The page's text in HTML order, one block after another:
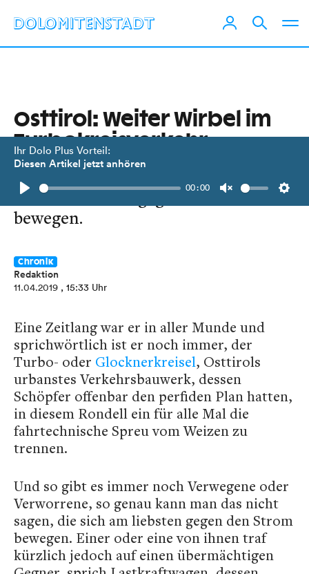
Ihr Dolo Plus Vorteil:
Diesen Artikel jetzt anhören
Play
00:00
Unmute
Osttirol: Weiter Wirbel im
Turbokreisverkehr
Nach wie vor gibt es Verwegene, die
sich am liebsten gegen den Strom
bewegen.
Chronik
Redaktion
11.04.2019 , 15:33 Uhr
Eine Zeitlang war er in aller Munde und
sprichwörtlich ist er noch immer, der
Turbo- oder Glocknerkreisel, Osttirols
urbanstes Verkehrsbauwerk, dessen
Schöpfer offenbar den perfiden Plan hatten,
in diesem Rondell ein für alle Mal die
fahrtechnische Spreu vom Weizen zu
trennen.
Und so gibt es immer noch Verwegene oder
Verworrene, so genau kann man das nicht
sagen, die sich am liebsten gegen den Strom
bewegen. Einer oder eine von ihnen traf
kürzlich jedoch auf einen übermächtigen